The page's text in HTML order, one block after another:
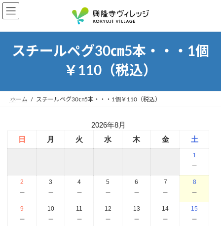
コ
ン
ナ
ビ
スチールペグ30㎝5本・・・1個
￥110（税込）
ホーム スチールペグ30㎝5本・・・1個￥110（税込）
2026年8月
日
月 火 水 木 金 土
1
－
2
－
3
－
4
－
5
－
6
－
7
－
8
－
9
－
10
－
11
－
12
－
13
－
14
－
15
－